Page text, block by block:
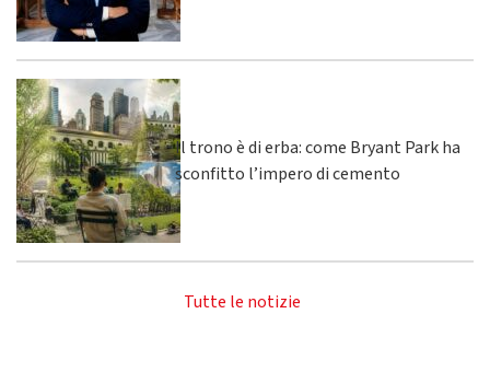
Il trono è di erba: come Bryant Park ha
sconfitto l’impero di cemento
Tutte le notizie